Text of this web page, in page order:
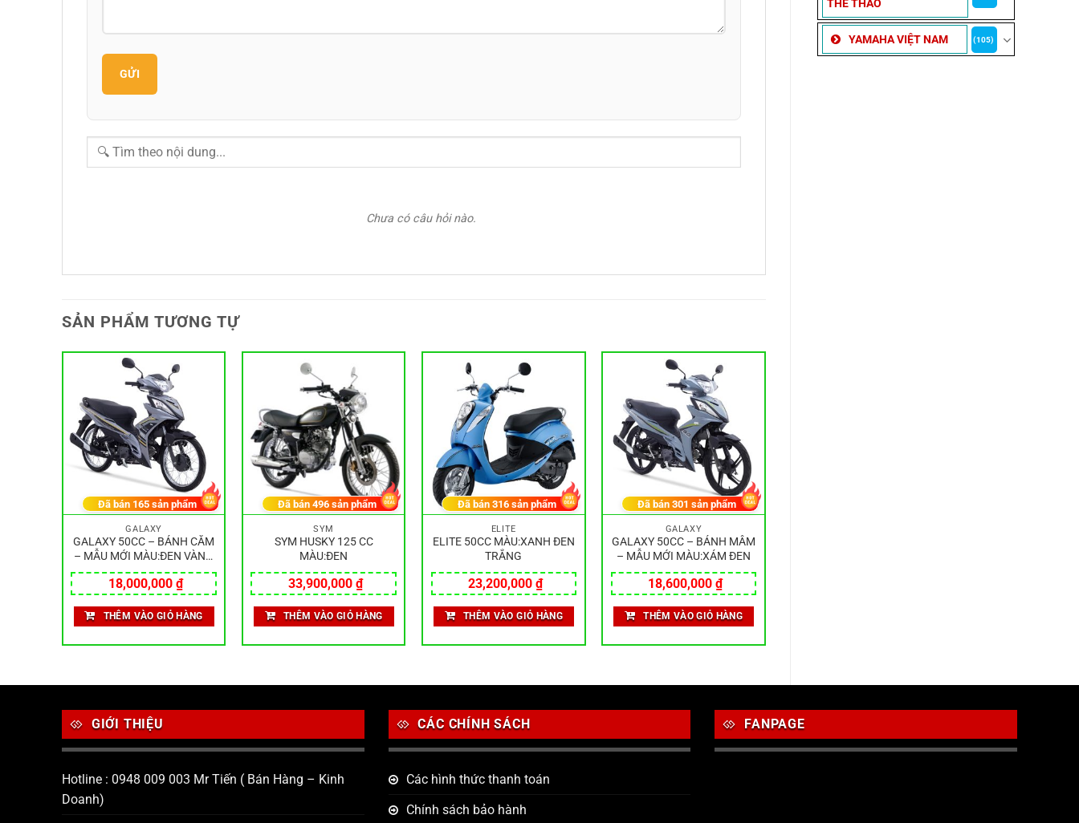
THỂ THAO
YAMAHA VIỆT NAM (105)
GỬI
Chưa có câu hỏi nào.
SẢN PHẨM TƯƠNG TỰ
GALAXY
GALAXY 50CC – BÁNH CĂM
– MẪU MỚI MÀU:ĐEN VÀNG
NHÁM
18,000,000₫
Đã bán 165sản phẩm
THÊM VÀO GIỎ HÀNG
SYM
SYM HUSKY 125 CC
MÀU:ĐEN
33,900,000₫
Đã bán 496sản phẩm
THÊM VÀO GIỎ HÀNG
ELITE
ELITE 50CC MÀU:XANH ĐEN
TRẮNG
23,200,000₫
Đã bán 316sản phẩm
THÊM VÀO GIỎ HÀNG
GALAXY
GALAXY 50CC – BÁNH MÂM
– MẪU MỚI MÀU:XÁM ĐEN
18,600,000₫
Đã bán301 sản phẩm
THÊM VÀO GIỎ HÀNG
GIỚI THIỆU
Hotline : 0948 009 003 Mr Tiến ( Bán Hàng – Kinh
Doanh)
CÁC CHÍNH SÁCH
Các hình thức thanh toán
Chính sách bảo hành
FANPAGE